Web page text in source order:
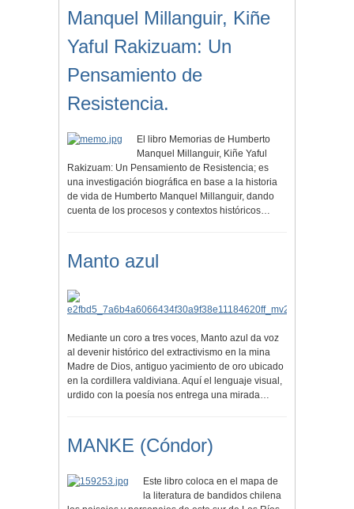
Manquel Millanguir, Kiñe
Yaful Rakizuam: Un
Pensamiento de
Resistencia.
El libro Memorias de Humberto
Manquel Millanguir, Kiñe Yaful
Rakizuam: Un Pensamiento de Resistencia; es
una investigación biográfica en base a la historia
de vida de Humberto Manquel Millanguir, dando
cuenta de los procesos y contextos históricos…
Manto azul
Mediante un coro a tres voces, Manto azul da voz
al devenir histórico del extractivismo en la mina
Madre de Dios, antiguo yacimiento de oro ubicado
en la cordillera valdiviana. Aquí el lenguaje visual,
urdido con la poesía nos entrega una mirada…
MANKE (Cóndor)
Este libro coloca en el mapa de
la literatura de bandidos chilena